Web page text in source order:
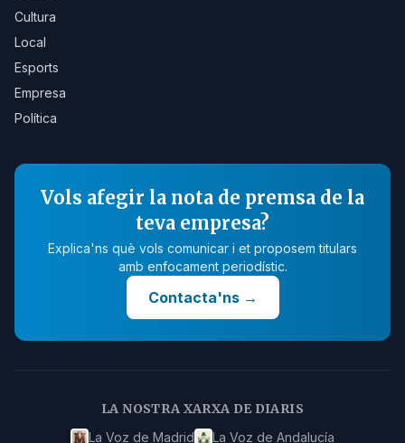
Cultura
Local
Esports
Empresa
Política
Vols afegir la nota de premsa de la
teva empresa?
Explica'ns què vols comunicar i et proposem titulars
amb enfocament periodístic.
Contacta'ns→
LA NOSTRA XARXA DE DIARIS
La Voz de Madrid La Voz de Andalucía